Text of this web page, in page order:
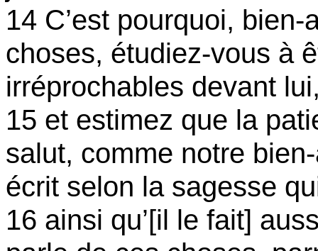
14 C’est pourquoi,
choses, étudiez-vous à
irréprochables devant
15 et estimez que la
salut, comme notre
écrit selon la sagesse
16 ainsi qu’[il le fait]